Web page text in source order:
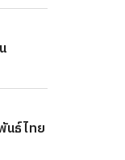
นธ์ไทย